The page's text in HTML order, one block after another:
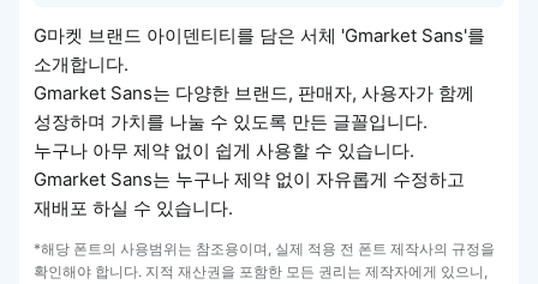
G마켓 브랜드 아이덴티티를 담은 서체 'Gmarket Sans'를
소개합니다.
Gmarket Sans는 다양한 브랜드, 판매자, 사용자가 함께
성장하며 가치를 나눌 수 있도록 만든 글꼴입니다.
누구나 아무 제약 없이 쉽게 사용할 수 있습니다.
Gmarket Sans는 누구나 제약 없이 자유롭게 수정하고
재배포 하실 수 있습니다.
*해당 폰트의 사용범위는 참조용이며, 실제 적용 전 폰트 제작사의 규정을
확인해야 합니다. 지적 재산권을 포함한 모든 권리는 제작자에게 있으니,